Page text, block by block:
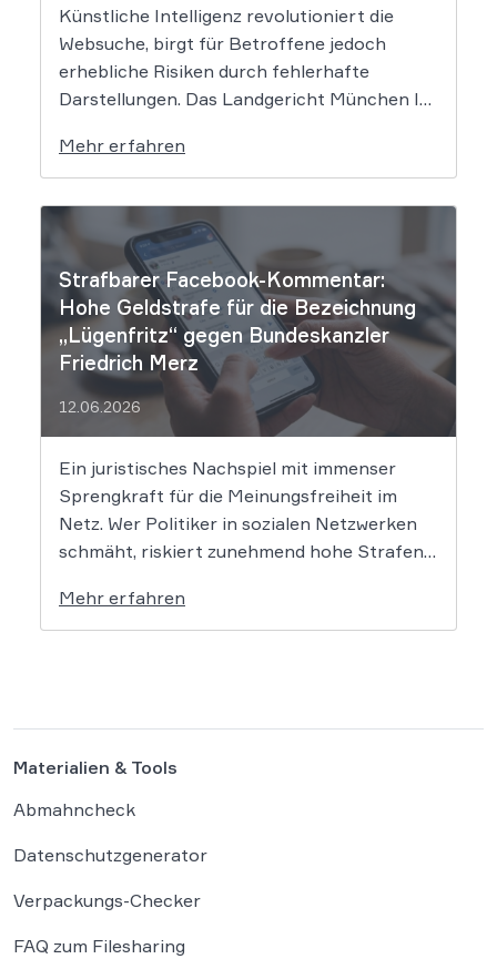
Künstliche Intelligenz revolutioniert die
Websuche, birgt für Betroffene jedoch
erhebliche Risiken durch fehlerhafte
Darstellungen. Das Landgericht München I
rechtliche Grenzen. Werden durch die
automatisierten KI-Zusammenfassungen
falsche Tatsachen verbreitet, greift die
unmittelbare Haftung des
Suchmaschinenbetreibers. Das Landgericht
München I (LG München I) hat in […]
Mehr erfahren
Strafbarer Facebook-Kommentar:
Hohe Geldstrafe für die Bezeichnung
„Lügenfritz“ gegen Bundeskanzler
Friedrich Merz
12.06.2026
Ein juristisches Nachspiel mit immenser
Sprengkraft für die Meinungsfreiheit im
Netz. Wer Politiker in sozialen Netzwerken
schmäht, riskiert zunehmend hohe Strafen.
einen Facebook-Nutzer eine empfindliche
Geldstrafe verhängt, weil dieser den
Mehr erfahren
Materialien & Tools
Abmahncheck
Datenschutzgenerator
Verpackungs-Checker
FAQ zum Filesharing